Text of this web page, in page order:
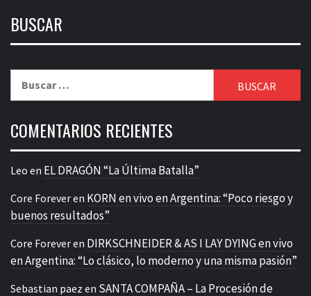
BUSCAR
COMENTARIOS RECIENTES
Leo en EL DRAGÓN “La Última Batalla”
Core Foreveren KORN en vivo en Argentina: “Poco riesgo y
buenos resultados”
Core Foreveren DIRKSCHNEIDER & AS I LAY DYING en vivo
en Argentina: “Lo clásico, lo moderno y una misma pasión”
Sebastian paez en SANTA COMPAÑA – La Procesión de